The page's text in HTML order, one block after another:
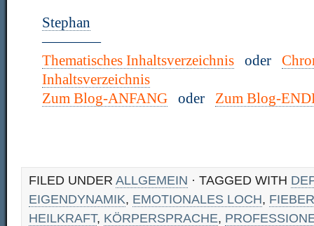
Stephan
————
Thematisches Inhaltsverzeichnis
oder
Inhaltsverzeichnis
Zum Blog-ANFANG
oder Zum Blog-
FILED UNDER ALLGEMEIN · TAGGED WITH
EIGENDYNAMIK, EMOTIONALES LOCH, FIEBER
HEILKRAFT, KÖRPERSPRACHE,